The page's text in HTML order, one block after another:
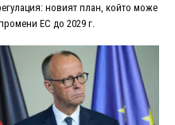
новият план, който може
ЕС до 2029 г.